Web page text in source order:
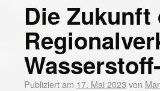
Die
Publiziert am 17. Mai 2023 von